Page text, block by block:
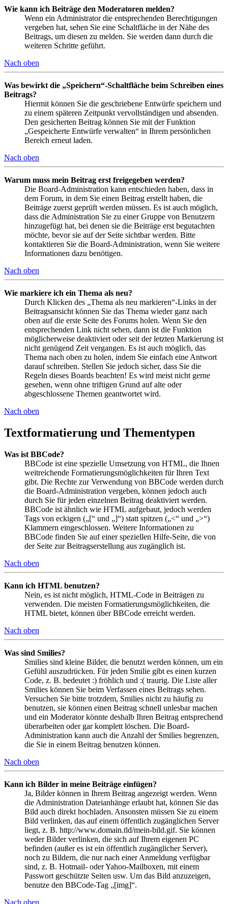
Wie kann ich Beiträge den Moderatoren melden?
Wenn ein Administrator die entsprechenden Berechtigungen
vergeben hat, sehen Sie eine Schaltfläche in der Nähe des
Beitrags, um diesen zu melden. Sie werden dann durch die
weiteren Schritte geführt.
Nach oben
Was bewirkt die „Speichern“-Schaltfläche beim Schreiben eines
Beitrags?
Hiermit können Sie die geschriebene Entwürfe speichern und
zu einem späteren Zeitpunkt vervollständigen und absenden.
Den gesicherten Beitrag können Sie mit der Funktion
„Gespeicherte Entwürfe verwalten“ in Ihrem persönlichen
Bereich erneut laden.
Nach oben
Warum muss mein Beitrag erst freigegeben werden?
Die Board-Administration kann entschieden haben, dass in
dem Forum, in dem Sie einen Beitrag erstellt haben, die
Beiträge zuerst geprüft werden müssen. Es ist auch möglich,
dass die Administration Sie zu einer Gruppe von Benutzern
hinzugefügt hat, bei denen sie die Beiträge erst begutachten
möchte, bevor sie auf der Seite sichtbar werden. Bitte
kontaktieren Sie die Board-Administration, wenn Sie weitere
Informationen dazu benötigen.
Nach oben
Wie markiere ich ein Thema als neu?
Durch Klicken des „Thema als neu markieren“-Links in der
Beitragsansicht können Sie das Thema wieder ganz nach
oben auf die erste Seite des Forums holen. Wenn Sie den
entsprechenden Link nicht sehen, dann ist die Funktion
möglicherweise deaktiviert oder seit der letzten Markierung ist
nicht genügend Zeit vergangen. Es ist auch möglich, das
Thema nach oben zu holen, indem Sie einfach eine Antwort
darauf schreiben. Stellen Sie jedoch sicher, dass Sie die
Regeln dieses Boards beachten! Es wird meist nicht gerne
gesehen, wenn ohne triftigen Grund auf alte oder
abgeschlossene Themen geantwortet wird.
Nach oben
Textformatierung und Thementypen
Was ist BBCode?
BBCode ist eine spezielle Umsetzung von HTML, die Ihnen
weitreichende Formatierungsmöglichkeiten für Ihren Text
gibt. Die Rechte zur Verwendung von BBCode werden durch
die Board-Administration vergeben, können jedoch auch
durch Sie für jeden einzelnen Beitrag deaktiviert werden.
BBCode ist ähnlich wie HTML aufgebaut, jedoch werden
Tags von eckigen („[“ und „]“) statt spitzen („<“ und „>“)
Klammern eingeschlossen. Weitere Informationen zu
BBCode finden Sie auf einer speziellen Hilfe-Seite, die von
der Seite zur Beitragserstellung aus zugänglich ist.
Nach oben
Kann ich HTML benutzen?
Nein, es ist nicht möglich, HTML-Code in Beiträgen zu
verwenden. Die meisten Formatierungsmöglichkeiten, die
HTML bietet, können über BBCode erreicht werden.
Nach oben
Was sind Smilies?
Smilies sind kleine Bilder, die benutzt werden können, um ein
Gefühl auszudrücken. Für jeden Smilie gibt es einen kurzen
Code, z. B. bedeutet :) fröhlich und :( traurig. Die Liste aller
Smilies können Sie beim Verfassen eines Beitrags sehen.
Versuchen Sie bitte trotzdem, Smilies nicht zu häufig zu
benutzen, sie können einen Beitrag schnell unlesbar machen
und ein Moderator könnte deshalb Ihren Beitrag entsprechend
überarbeiten oder gar komplett löschen. Die Board-
Administration kann auch die Anzahl der Smilies begrenzen,
die Sie in einem Beitrag benutzen können.
Nach oben
Kann ich Bilder in meine Beiträge einfügen?
Ja, Bilder können in Ihrem Beitrag angezeigt werden. Wenn
die Administration Dateianhänge erlaubt hat, können Sie das
Bild auch direkt hochladen. Ansonsten müssen Sie zu einem
Bild verlinken, das auf einem öffentlich zugänglichen Server
liegt, z. B. http://www.domain.tld/mein-bild.gif. Sie können
weder Bilder verlinken, die sich auf Ihrem eigenen PC
befinden (außer es ist ein öffentlich zugänglicher Server),
noch zu Bildern, die nur nach einer Anmeldung verfügbar
sind, z. B. Hotmail- oder Yahoo-Mailboxen, mit einem
Passwort geschützte Seiten usw. Um das Bild anzuzeigen,
benutze den BBCode-Tag „[img]“.
Nach oben